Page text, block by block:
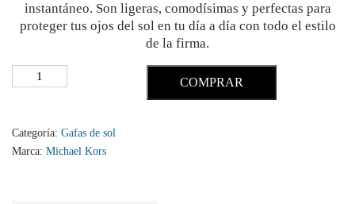
instantáneo. Son ligeras, comodísimas y perfectas para
proteger tus ojos del sol en tu día a día con todo el estilo
de la firma.
COMPRAR
Categoría: Gafas de sol
Marca: Michael Kors